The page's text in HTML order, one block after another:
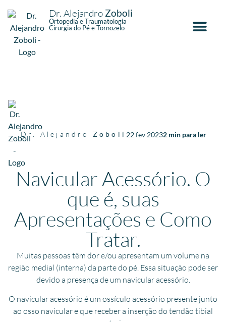
Dr. Alejandro Zoboli
Ortopedia e Traumatologia
Cirurgia do Pé e Tornozelo
Dr. Alejandro Zoboli 22 fev 20232 min para ler
Navicular Acessório. O
que é, suas
Apresentações e Como
Tratar.
Muitas pessoas têm dor e/ou apresentam um volume na
região medial (interna) da parte do pé. Essa situação pode ser
devido a presença de um navicular acessório.
O navicular acessório é um ossículo acessório presente junto
ao osso navicular e que receber a inserção do tendão tibial